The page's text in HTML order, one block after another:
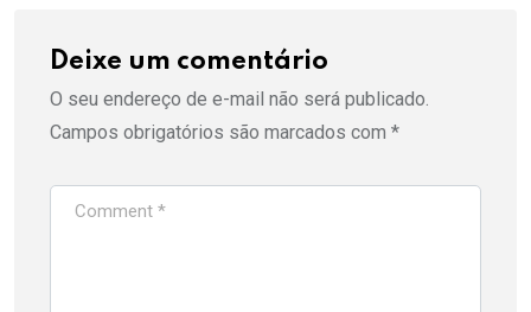
Deixe um comentário
O seu endereço de e-mail não será publicado.
Campos obrigatórios são marcados com *